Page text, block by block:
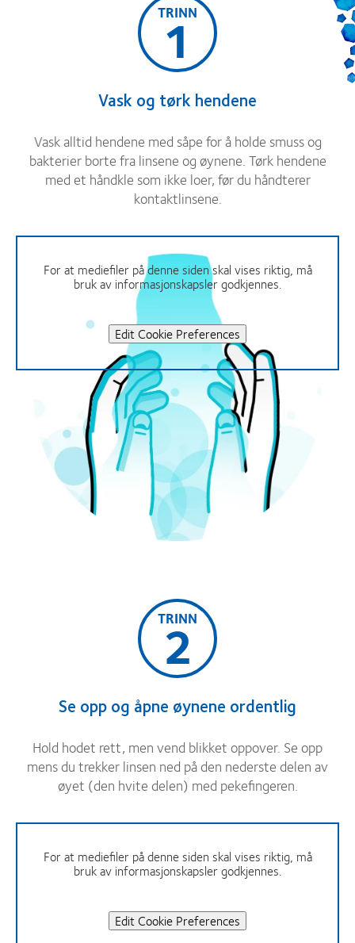
For at mediefiler på denne siden skal vises riktig, må
bruk av informasjonskapsler godkjennes.
Edit Cookie Preferences
TRINN
1
Vask og tørk hendene
Vask alltid hendene med såpe for å holde smuss og
bakterier borte fra linsene og øynene. Tørk hendene
med et håndkle som ikke loer, før du håndterer
kontaktlinsene.
For at mediefiler på denne siden skal vises riktig, må
bruk av informasjonskapsler godkjennes.
Edit Cookie Preferences
TRINN
2
Se opp og åpne øynene ordentlig
Hold hodet rett, men vend blikket oppover. Se opp
mens du trekker linsen ned på den nederste delen av
øyet (den hvite delen) med pekefingeren.